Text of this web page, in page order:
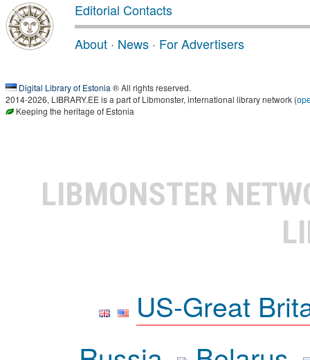
Editorial Contacts
About · News · For Advertisers
Digital Library of Estonia ® All rights reserved.
2014-2026, LIBRARY.EE is a part of Libmonster, international library network (
Keeping the heritage of Estonia
LIBMONSTER
US-Great